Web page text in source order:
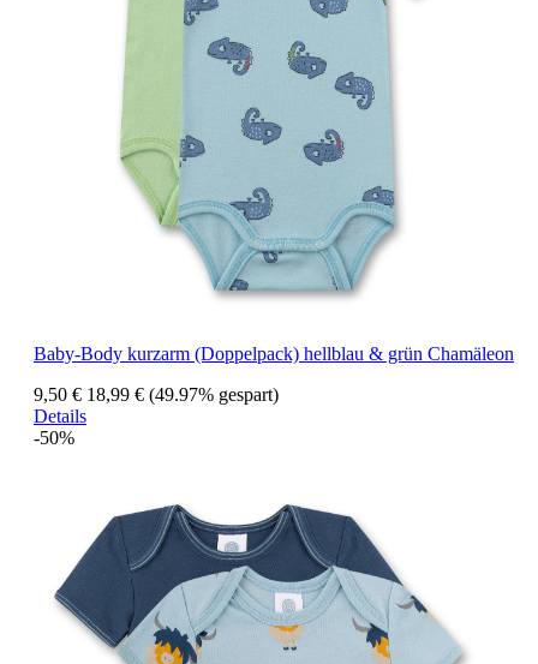
Baby-Body kurzarm (Doppelpack) hellblau & grün Chamäleon
9,50 € 18,99 € (49.97% gespart)
Details
-50%